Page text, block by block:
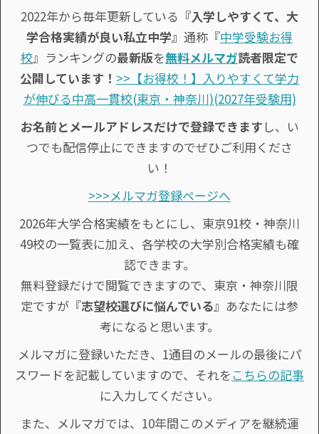
2022年から毎年更新している 『入学しやすくて、大
学合格実績が良い私立中学』 通称『中学受験お得
校』ランキングの最新版を無料メルマガ読者限定で
公開しています！ >>【お得校！】入りやすくて学力
が伸びる中高一貫校(東京・神奈川)(2027年受験用)
お名前とメールアドレスだけで登録できます し、い
つでも配信停止にできますのでぜひご利用くださ
い！
>>>メルマガ登録ページへ
2026年大学合格実績をもとにし、東京91校・神奈川
49校の一覧表に加え、各学校の大学別合格実績も確
認できます。
無料登録だけで閲覧できますので、東京・神奈川限
定ですが『志望校選びに悩んでいる』あなたには参
考になると思います。
メルマガに登録いただき、1通目のメールの最後にパ
スワードを記載していますので、それを こちらの記事
に入力してください。
また、メルマガでは、10年間このメディアを継続運